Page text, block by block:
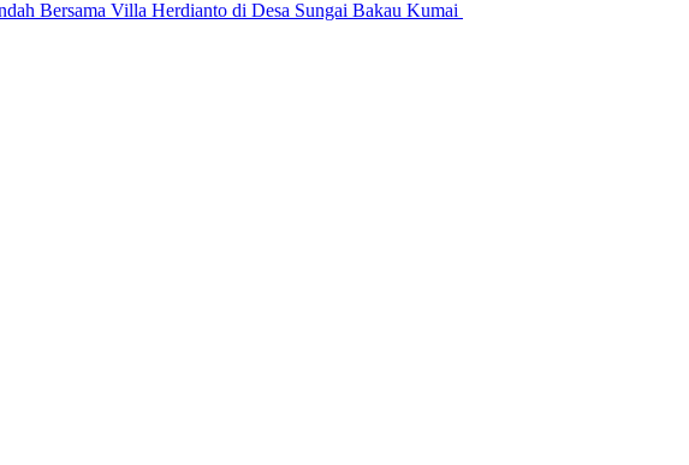
Bersama Villa Herdianto di Desa Sungai Bakau Kumai